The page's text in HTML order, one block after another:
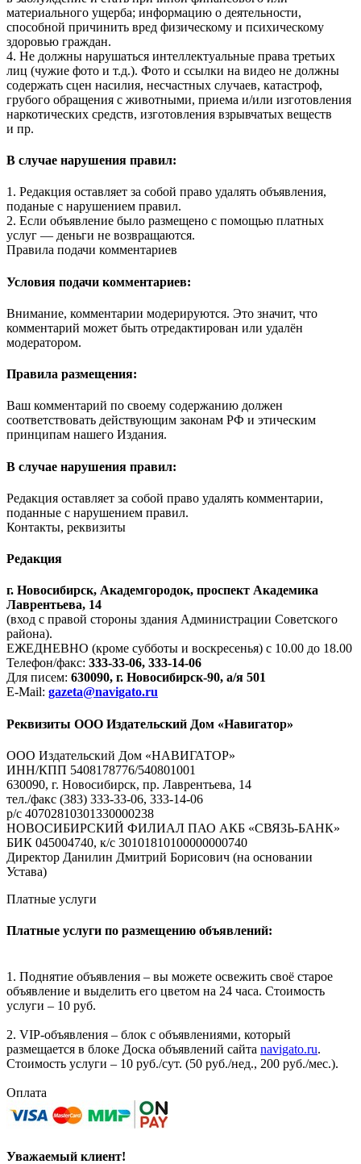
материального ущерба; информацию о деятельности,
способной причинить вред физическому и психическому
здоровью граждан.
4. Не должны нарушаться интеллектуальные права третьих
лиц (чужие фото и т.д.). Фото и ссылки на видео не должны
содержать сцен насилия, несчастных случаев, катастроф,
грубого обращения с животными, приема и/или изготовления
наркотических средств, изготовления взрывчатых веществ
и пр.
В случае нарушения правил:
1. Редакция оставляет за собой право удалять объявления,
поданые с нарушением правил.
2. Если объявление было размещено с помощью платных
услуг — деньги не возвращаются.
Правила подачи комментариев
Условия подачи комментариев:
Внимание, комментарии модерируются. Это значит, что
комментарий может быть отредактирован или удалён
модератором.
Правила размещения:
Ваш комментарий по своему содержанию должен
соответствовать действующим законам РФ и этическим
принципам нашего Издания.
В случае нарушения правил:
Редакция оставляет за собой право удалять комментарии,
поданные с нарушением правил.
Контакты, реквизиты
Редакция
г. Новосибирск, Академгородок, проспект Академика
Лаврентьева, 14
(вход с правой стороны здания Администрации Советского
района).
ЕЖЕДНЕВНО (кроме субботы и воскресенья) с 10.00 до 18.00
Телефон/факс: 333-33-06, 333-14-06
Для писем: 630090, г. Новосибирск-90, а/я 501
E-Mail: gazeta@navigato.ru
Реквизиты ООО Издательский Дом «Навигатор»
ООО Издательский Дом «НАВИГАТОР»
ИНН/КПП 5408178776/540801001
630090, г. Новосибирск, пр. Лаврентьева, 14
тел./факс (383) 333-33-06, 333-14-06
р/с 40702810301330000238
НОВОСИБИРСКИЙ ФИЛИАЛ ПАО АКБ «СВЯЗЬ-БАНК»
БИК 045004740, к/с 30101810100000000740
Директор Данилин Дмитрий Борисович (на основании
Устава)
Платные услуги
Платные услуги по размещению объявлений:
1. Поднятие объявления – вы можете освежить своё старое
объявление и выделить его цветом на 24 часа. Стоимость
услуги – 10 руб.
2. VIP-объявления – блок с объявлениями, который
размещается в блоке Доска объявлений сайта navigato.ru.
Стоимость услуги – 10 руб./сут. (50 руб./нед., 200 руб./мес.).
Оплата
Уважаемый клиент!